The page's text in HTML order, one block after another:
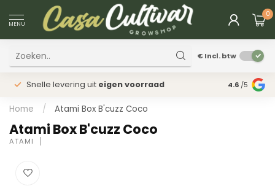
MENU
0
€Incl. btw
Snelle levering uit eigen voorraad Fysieke
4.6 /5
Home / Atami Box B'cuzz Coco
Atami Box B'cuzz Coco
ATAMI